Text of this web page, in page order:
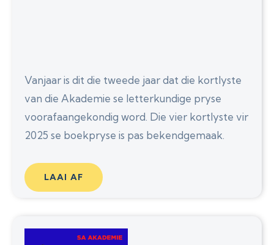
Vanjaar is dit die tweede jaar dat die kortlyste
van die Akademie se letterkundige pryse
voorafaangekondig word. Die vier kortlyste vir
2025 se boekpryse is pas bekendgemaak.
LAAI AF